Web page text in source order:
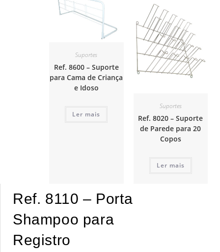
Suportes
Ref. 8600 – Suporte
para Cama de Criança
e Idoso
Ler mais
Suportes
Ref. 8020 – Suporte
de Parede para 20
Copos
Ler mais
Ref. 8110 – Porta
Shampoo para
Registro